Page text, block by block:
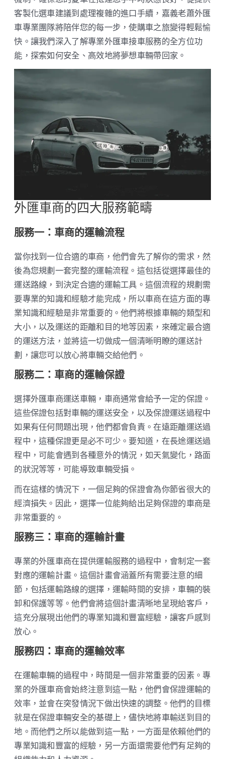
客製化選車建議到處理複雜的進口手續，嘉義老蕭外匯
車專業團隊將陪伴您的每一步，使購車之旅變得輕鬆愉
快。讓我們深入了解專業外匯車接車服務的全方位功
能，探索如何安全、高效地將夢想車輛帶回家。
外匯車商的四大服務範疇
服務一：車商的運輸流程
當你找到一位合適的車商，他們會先了解你的需求，然
後為您規劃一套完整的運輸流程。這包括從選擇最佳的
運送路線，到決定合適的運輸工具。這個流程的規劃需
要專業的知識和經驗才能完成，所以車商在這方面的專
業知識和經驗是非常重要的。他們將根據車輛的類型和
大小，以及運送的距離和目的地等因素，來確定最合適
的運送方法，並將這一切做成一個清晰明瞭的運送計
劃，讓您可以放心將車輛交給他們。
服務二：車商的運輸保證
選擇外匯車商運送車輛，車商通常會給予一定的保證。
這些保證包括對車輛的運送安全，以及保證運送過程中
如果有任何問題出現，他們都會負責。在遠距離運送過
程中，這種保證更是必不可少。要知道，在長途運送過
程中，可能會遇到各種意外的情況，如天氣變化，路面
的狀況等等，可能導致車輛受損。
而在這樣的情況下，一個足夠的保證會為你節省很大的
經濟損失。因此，選擇一位能夠給出足夠保證的車商是
非常重要的。
服務三：車商的運輸計畫
專業的外匯車商在提供運輸服務的過程中，會制定一套
對應的運輸計畫。這個計畫會涵蓋所有需要注意的細
節，包括運輸路線的選擇，運輸時間的安排，車輛的裝
卸和保護等等。他們會將這個計畫清晰地呈現給客戶，
這充分展現出他們的專業知識和豐富經驗，讓客戶感到
放心。
服務四：車商的運輸效率
在運輸車輛的過程中，時間是一個非常重要的因素。專
業的外匯車商會始終注意到這一點，他們會保證運輸的
效率，並會在突發情況下做出快速的調整。他們的目標
就是在保證車輛安全的基礎上，儘快地將車輸送到目的
地。而他們之所以能做到這一點，一方面是依賴他們的
專業知識和豐富的經驗，另一方面還需要他們有足夠的